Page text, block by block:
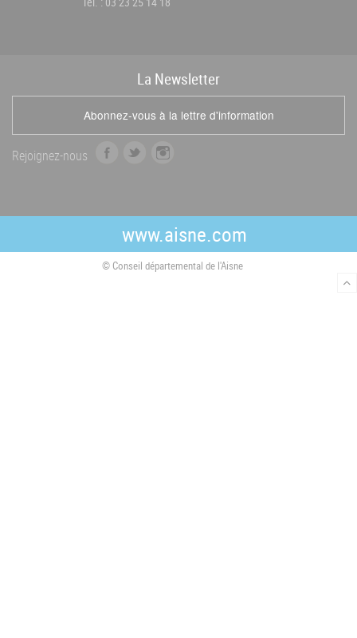
La Newsletter
Abonnez-vous à la lettre d'information
Rejoignez-nous
b
o
t
e
r
a
g
r
a
www.aisne.com
© Conseil départemental de l'Aisne